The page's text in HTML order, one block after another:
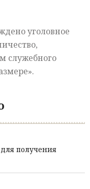
уголовное
,
служебного
».
получения